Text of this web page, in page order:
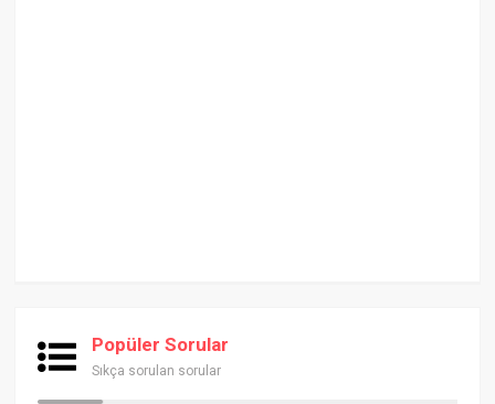
Popüler Sorular
Sıkça sorulan sorular